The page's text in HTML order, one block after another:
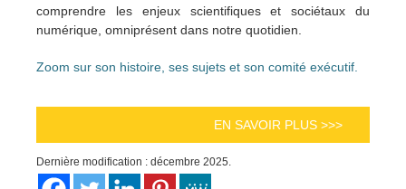
comprendre les enjeux scientifiques et sociétaux du
numérique, omniprésent dans notre quotidien.
Zoom sur son histoire, ses sujets et son comité exécutif.
EN SAVOIR PLUS >>>
Dernière modification : décembre 2025.